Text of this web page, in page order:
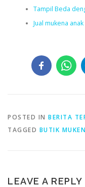
Tampil Beda
Jual mukena
POSTED IN BERITA
TAGGED BUTIK
LEAVE A REPLY